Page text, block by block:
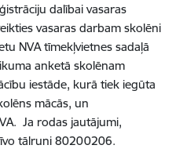
dalībai vasaras
vasaras darbam skolēni
NVA tīmekļvietnes sadaļā
anketā skolēnam
iestāde, kurā tiek iegūta
mācās, un
Ja rodas jautājumi,
tālruni 80200206.